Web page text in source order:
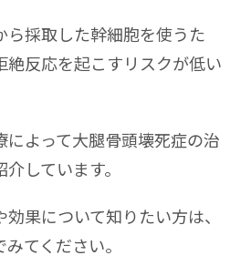
ら採取した幹細胞を使うた
絶反応を起こすリスクが低い
によって大腿骨頭壊死症の治
しています。
果について知りたい方は、
てください。